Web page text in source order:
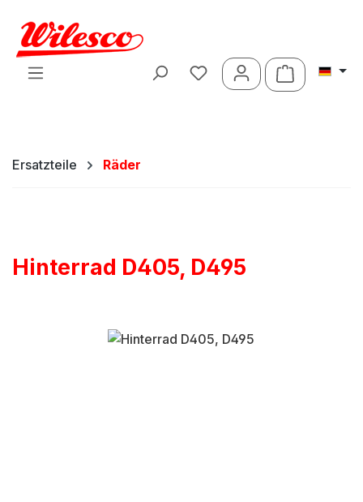
Zum Hauptinhalt springen
Ersatzteile Räder
Hinterrad D405, D495
Bildergalerie überspringen